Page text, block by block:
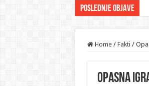
Poslednje objave
Home / Fakti /
Opasna